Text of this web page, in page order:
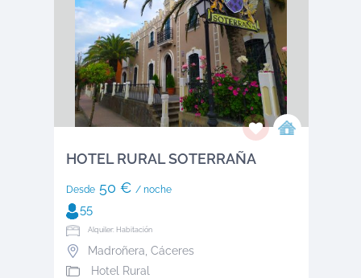
HOTEL RURAL SOTERRAÑA
Desde50 € / noche
55
Alquiler: Habitación
Madroñera Cáceres
Hotel Rural